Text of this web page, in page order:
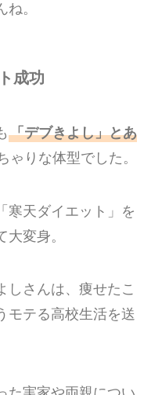
。
成功
「デブきよし」とあ
ゃりな体型でした。
寒天ダイエット」を
変身。
しさんは、痩せたこ
モテる高校生活を送